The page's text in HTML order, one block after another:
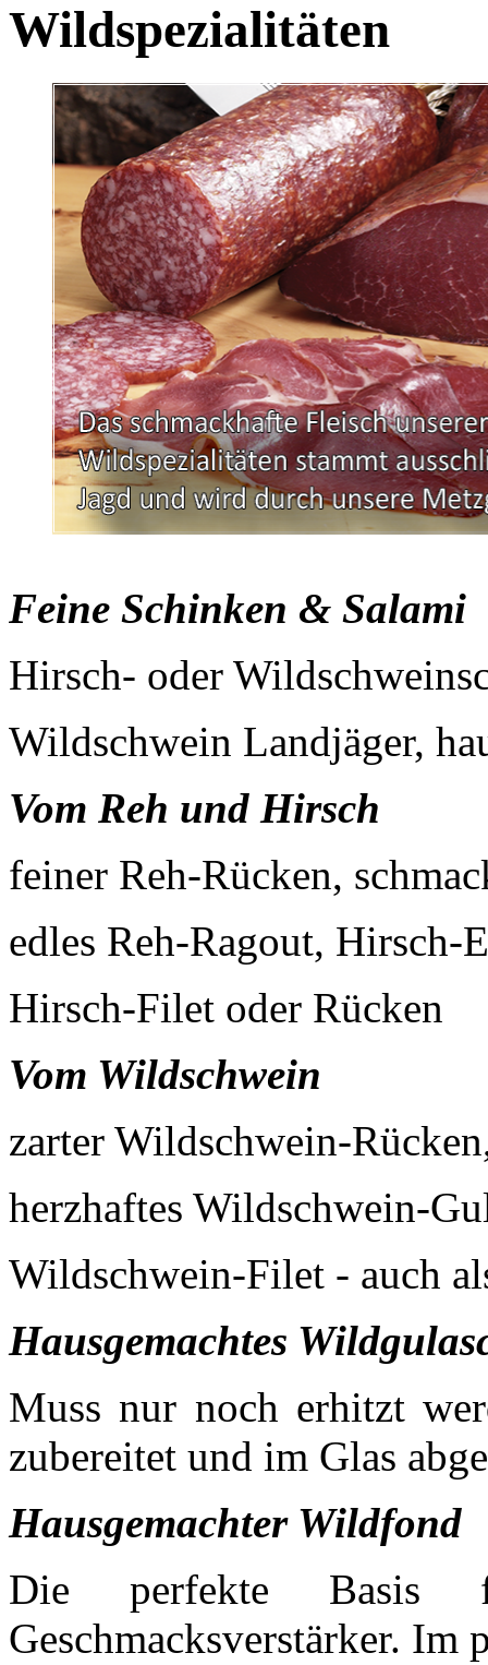
Wildspezialitäten
Feine Schinken & Salami
Hirsch- oder
Wildschwein Landjäger,
Vom Reh und Hirsch
feiner Reh-Rücken,
edles Reh-Ragout, Hirsch-
Hirsch-Filet oder Rücken
Vom Wildschwein
zarter Wildschwein-
herzhaftes Wildschwein-
Wildschwein-Filet - auch
Hausgemachtes
Muss nur noch erhitzt
zubereitet und im Glas
Hausgemachter Wildfond
Die perfekte Basis
Geschmacksverstärker. Im